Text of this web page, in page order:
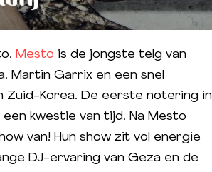
Mesto is de jongste telg van
Martin Garrix en een snel
Korea. De eerste notering in
kwestie van tijd. Na Mesto
van! Hun show zit vol energie
DJ-ervaring van Geza en de